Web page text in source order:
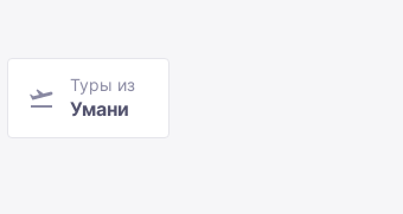
Туры из
Умани